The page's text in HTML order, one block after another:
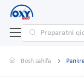
Bosh sahifa